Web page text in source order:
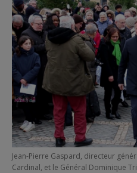
Jean-Pierre Gaspard, directeur
Cardinal, et le Général Dominique